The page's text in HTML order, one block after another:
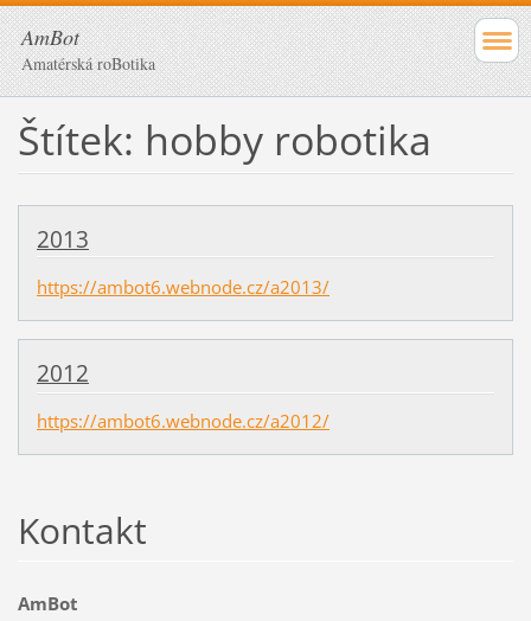
AmBot
Amatérská roBotika
Štítek: hobby robotika
2013
https://ambot6.webnode.cz/a2013/
2012
https://ambot6.webnode.cz/a2012/
Kontakt
AmBot